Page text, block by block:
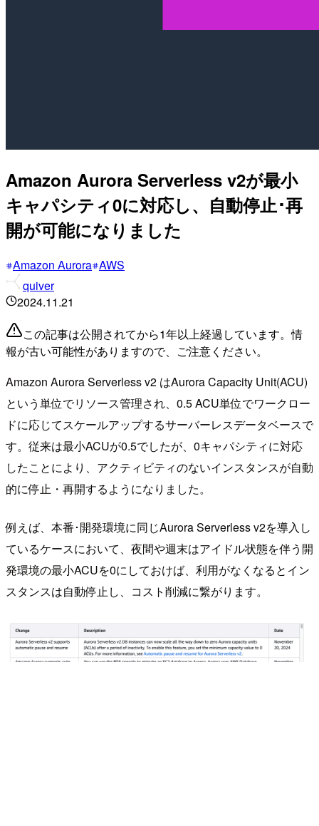
Amazon Aurora Serverless v2が最小
キャパシティ0に対応し、自動停止･再
開が可能になりました
Amazon Aurora AWS
quiver
2024.11.21
この記事は公開されてから1年以上経過しています。情
報が古い可能性がありますので、ご注意ください。
Amazon Aurora Serverless v2 はAurora Capacity Unit(ACU)
という単位でリソース管理され、0.5 ACU単位でワークロー
ドに応じてスケールアップするサーバーレスデータベースで
す。従来は最小ACUが0.5でしたが、0キャパシティに対応
したことにより、アクティビティのないインスタンスが自動
的に停止・再開するようになりました。
例えば、本番･開発環境に同じAurora Serverless v2を導入し
ているケースにおいて、夜間や週末はアイドル状態を伴う開
発環境の最小ACUを0にしておけば、利用がなくなるとイン
スタンスは自動停止し、コスト削減に繋がります。